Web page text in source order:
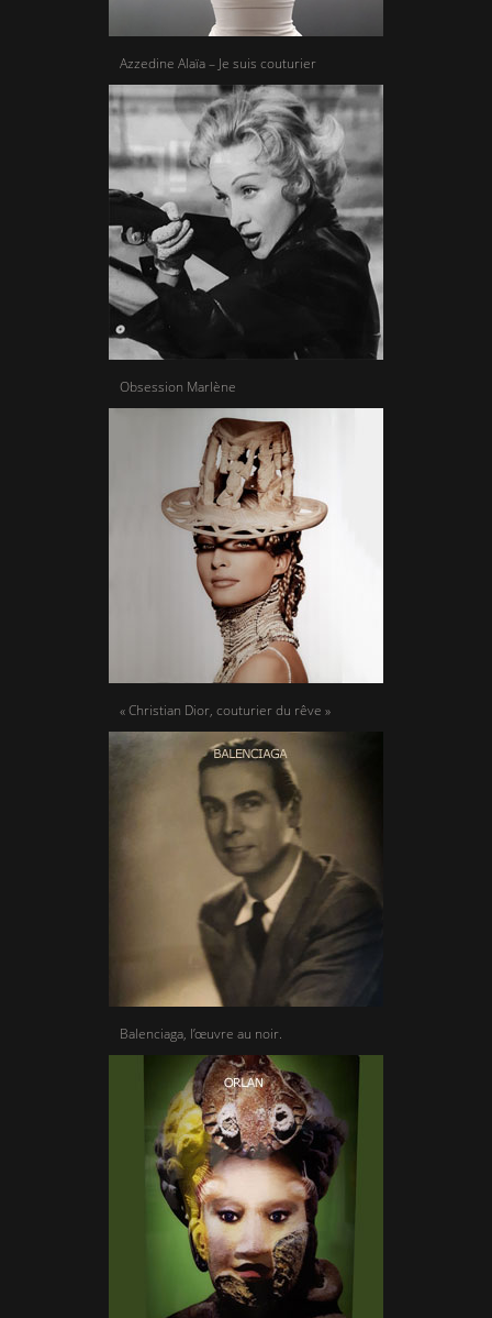
Azzedine Alaïa – Je suis couturier
Obsession Marlène
« Christian Dior, couturier du rêve »
Balenciaga, l’œuvre au noir.